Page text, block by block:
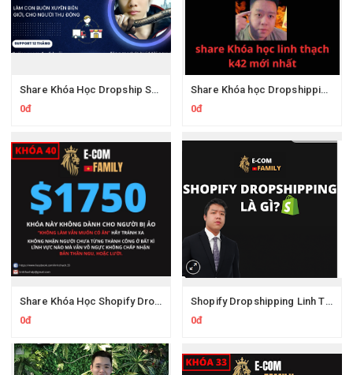
Share Khóa Học Dropship SuperWhite Module Bán Hàng Online Thị Trường Global
0đ
Share Khóa học Dropshipping Linh Thạch K42 Mới Nhất
0đ
Share Khóa Học Shopify Dropshipping Linh Thạch K40
0đ
Shopify Dropshipping Linh Thạch K38
0đ